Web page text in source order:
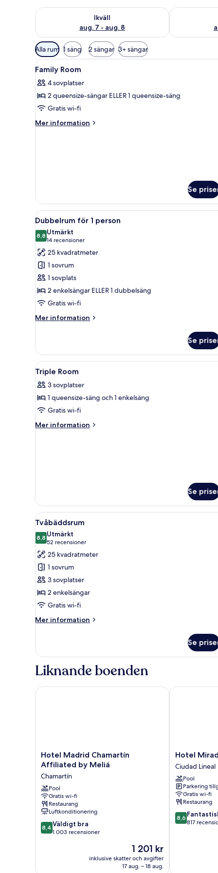
Ikväll
aug. 7 - aug. 8
Kontrollera tillgängligheten för ikväll aug. 7 - aug. 8
Kontrollera
Tillgängliga
filter
för
Alla rum 1 säng 2 sängar 3+ sängar
Öppna
alla
foton
för
Family
Room
Minibar, värdeförvaringsskåp
4
Family Room
4 sovplatser
2 queensize-sängar ELLER 1 queensize-säng
Gratis wi-fi
Mer information
Mer
Se
Öppna
alla
foton
för
Dubbelrum
för
1
person
Ett hotellrum med en säng,
5
Dubbelrum för 1 person
8,88,8 av 10
Utmärkt
14 recensioner
(14 recensioner)
25 kvadratmeter
1 sovrum
1 sovplats
2 enkelsängar ELLER 1 dubbelsäng
Gratis wi-fi
Mer information
Mer
för
person
Se
Öppna
alla
foton
för
Triple
Room
Minibar, värdeförvaringsskåp
4
Triple Room
3 sovplatser
1 queensize-säng och 1 enkelsäng
Gratis wi-fi
Mer information
Mer
Se
Öppna
alla
foton
för
Tvåbäddsrum
Ett hotellrum med en säng,
5
Tvåbäddsrum
8,88,8 av 10
Utmärkt
52 recensioner
(52 recensioner)
25 kvadratmeter
1 sovrum
3 sovplatser
2 enkelsängar
Gratis wi-fi
Mer information
Mer
Se
Liknande boenden
Hotel
Madrid
Affiliated
by
Meliá
Chamartín
Hotel Madrid Chamartín
Affiliated by Meliá
Chamartín
Pool
Gratis wi-fi
Restaurang
Luftkonditionering
8.4
av
8,4 Väldigt bra
1 003 recensioner
Priset
är
1 201 kr
1 201 kr
inklusive skatter och avgifter
17 aug. – 18 aug.
Hotel Madrid Chamartín Affiliated by Meliá
Hotel
Mirador
de
Chamartin
Ciudad
Lineal
Hotel
Ciudad Lineal
Pool
Parkering
Gratis wi-fi
Restaurang
8.6
av
8,6
817
Hotel